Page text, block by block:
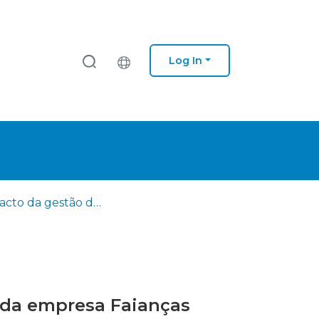
Log In
O impacto da gestão dos recursos humanos na performance da empresa Faianças Primagera, S A
empresa Faianças